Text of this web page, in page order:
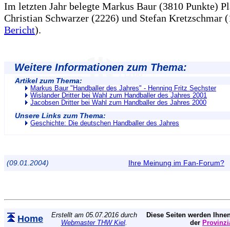
Im letzten Jahr belegte Markus Baur (3810 Punkte)
Christian Schwarzer (2226) und Stefan Kretzschmar
Bericht).
Weitere Informationen zum Thema:
Artikel zum Thema:
Markus Baur "Handballer des Jahres" - Henning Fritz Sechster
Wislander Dritter bei Wahl zum Handballer des Jahres 2001
Jacobsen Dritter bei Wahl zum Handballer des Jahres 2000
Unsere Links zum Thema:
Geschichte: Die deutschen Handballer des Jahres
(09.01.2004) Ihre Meinung im Fan-Forum?
Home
Erstellt am 05.07.2016 durch
Webmaster THW Kiel.
Diese Seiten werden
der